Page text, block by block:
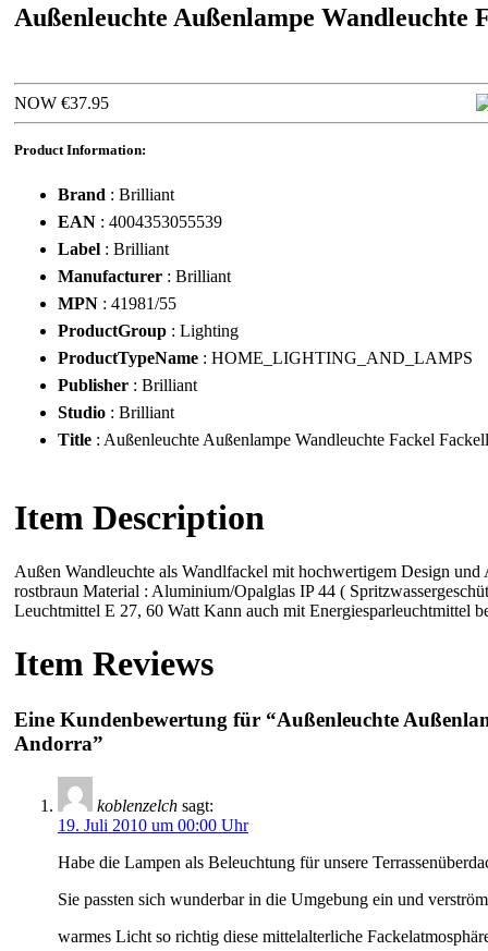
Außenleuchte Außenlampe Wandleuchte
NOW €37.95
Product Information:
Brand : Brilliant
EAN : 4004353055539
Label : Brilliant
Manufacturer : Brilliant
MPN : 41981/55
ProductGroup : Lighting
ProductTypeName : HOME_LIGHTING_AND_LAMPS
Publisher : Brilliant
Studio : Brilliant
Title : Außenleuchte Außenlampe Wandleuchte Fackel
Item Description
Außen Wandleuchte als Wandlfackel mit hochwertigem Design
rostbraun Material : Aluminium/Opalglas IP 44 (
Leuchtmittel E 27, 60 Watt Kann auch mit Energiesparleuchtmittel
Item Reviews
Eine Kundenbewertung für “Außenleuchte
Andorra”
koblenzelch sagt:
19. Juli 2010 um 00:00 Uhr
Habe die Lampen als Beleuchtung für unsere
Sie passten sich wunderbar in die Umgebung ein und
warmes Licht so richtig diese mittelalterliche